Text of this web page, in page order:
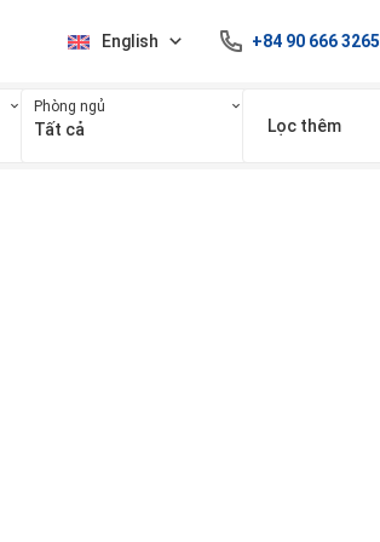
English +84 90 666 3265
Phòng ngủ
Tất cả Lọc thêm